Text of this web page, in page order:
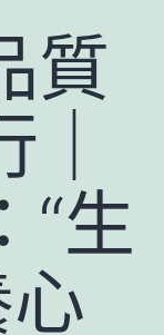
質
“生